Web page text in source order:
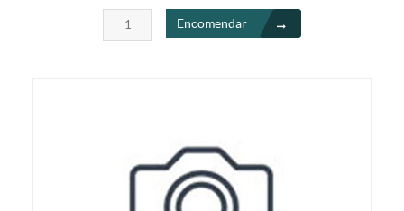
Encomendar